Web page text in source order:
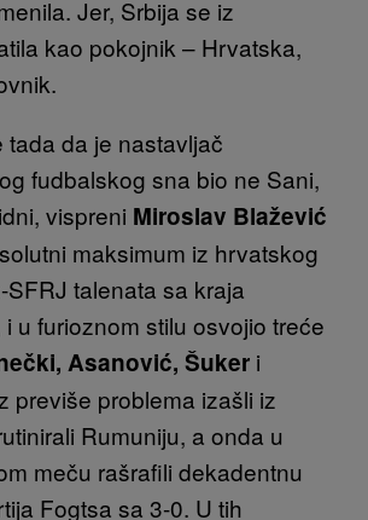
Jer, Srbija se iz
kao pokojnik – Hrvatska,
tada da je nastavljač
fudbalskog sna bio ne Sani,
vispreni Miroslav Blažević
maksimum iz hrvatskog
talenata sa kraja
u furioznom stilu osvojio treće
Asanović, Šuker i
previše problema izašli iz
Rumuniju, a onda u
meču rašrafili dekadentnu
Fogtsa sa 3-0. U tih